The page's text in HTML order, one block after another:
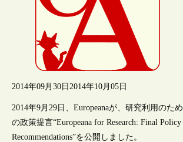
2014年09月30日 2014年10月05日
2014年9月29日、Europeanaが、研究利用のため
の政策提言“Europeana for Research: Final Policy
Recommendations”を公開しました。